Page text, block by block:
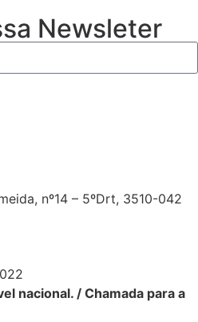
Newsleter
nº14 – 5ºDrt, 3510-042
nacional. / Chamada para a